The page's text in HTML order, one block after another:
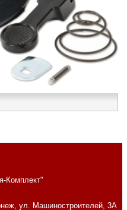
Комплект"
ул. Машиностроителей, 3А